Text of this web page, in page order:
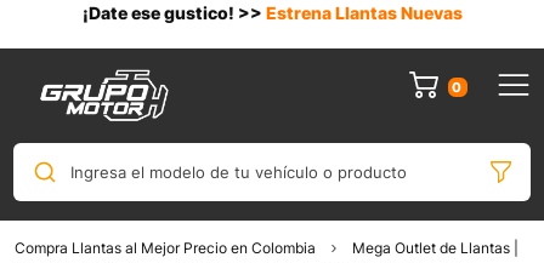
¡Date ese gustico! >> Estrena Llantas Nuevas
0
Ingresa el modelo de tu vehículo o producto
Compra Llantas al Mejor Precio en Colombia
Mega Outlet de Llantas |